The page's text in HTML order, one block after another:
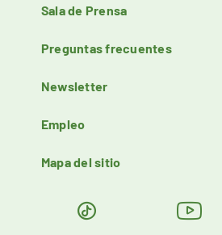
Sala de Prensa
Preguntas frecuentes
Newsletter
Empleo
Mapa del sitio